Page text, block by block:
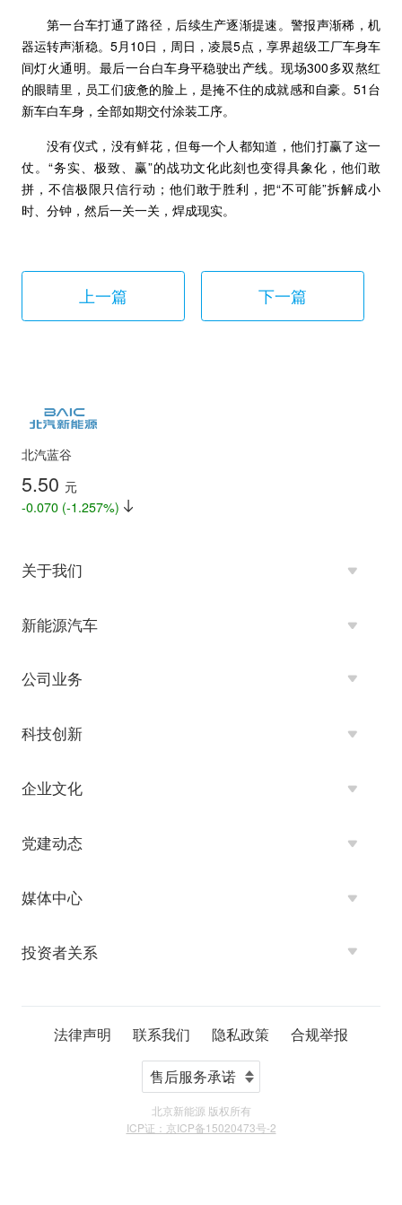
第一台车打通了路径，后续生产逐渐提速。警报声渐稀，机
器运转声渐稳。5月10日，周日，凌晨5点，享界超级工厂车身车
间灯火通明。最后一台白车身平稳驶出产线。现场300多双熬红
的眼睛里，员工们疲惫的脸上，是掩不住的成就感和自豪。51台
新车白车身，全部如期交付涂装工序。
没有仪式，没有鲜花，但每一个人都知道，他们打赢了这一
仗。“务实、极致、赢”的战功文化此刻也变得具象化，他们敢
拼，不信极限只信行动；他们敢于胜利，把“不可能”拆解成小
时、分钟，然后一关一关，焊成现实。
上一篇 下一篇
北汽蓝谷
5.50 元
-0.070 (-1.257%)
关于我们
新能源汽车
公司业务
科技创新
企业文化
党建动态
媒体中心
投资者关系
法律声明 联系我们 隐私政策 合规举报
北京新能源 版权所有
ICP证：京ICP备15020473号-2